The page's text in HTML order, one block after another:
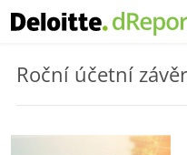
Roční účetní